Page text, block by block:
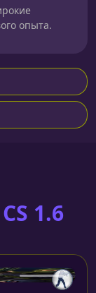
опыта.
CS 1.6